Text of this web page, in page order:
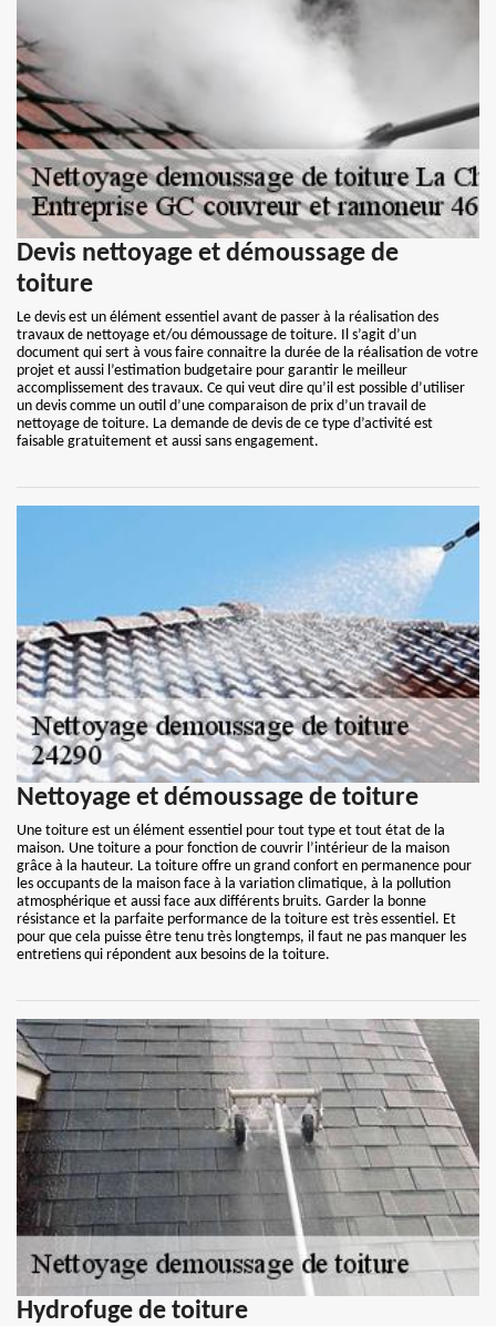
Devis nettoyage et démoussage de
toiture
Le devis est un élément essentiel avant de passer à la réalisation des
travaux de nettoyage et/ou démoussage de toiture. Il s’agit d’un
document qui sert à vous faire connaitre la durée de la réalisation de votre
projet et aussi l’estimation budgetaire pour garantir le meilleur
accomplissement des travaux. Ce qui veut dire qu’il est possible d’utiliser
un devis comme un outil d’une comparaison de prix d’un travail de
nettoyage de toiture. La demande de devis de ce type d’activité est
faisable gratuitement et aussi sans engagement.
Nettoyage et démoussage de toiture
Une toiture est un élément essentiel pour tout type et tout état de la
maison. Une toiture a pour fonction de couvrir l’intérieur de la maison
grâce à la hauteur. La toiture offre un grand confort en permanence pour
les occupants de la maison face à la variation climatique, à la pollution
atmosphérique et aussi face aux différents bruits. Garder la bonne
résistance et la parfaite performance de la toiture est très essentiel. Et
pour que cela puisse être tenu très longtemps, il faut ne pas manquer les
entretiens qui répondent aux besoins de la toiture.
Hydrofuge de toiture